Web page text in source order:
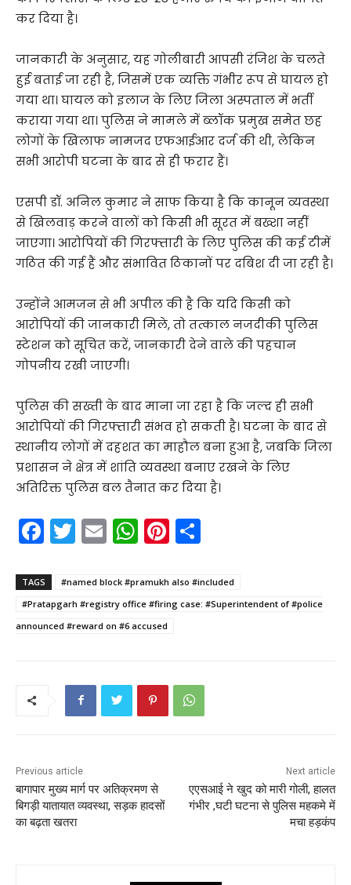
कर दिया है।
जानकारी के अनुसार, यह गोलीबारी आपसी रंजिश के चलते
हुई बताई जा रही है, जिसमें एक व्यक्ति गंभीर रूप से घायल हो
गया था। घायल को इलाज के लिए जिला अस्पताल में भर्ती
कराया गया था। पुलिस ने मामले में ब्लॉक प्रमुख समेत छह
लोगों के खिलाफ नामजद एफआईआर दर्ज की थी, लेकिन
सभी आरोपी घटना के बाद से ही फरार हैं।
एसपी डॉ. अनिल कुमार ने साफ किया है कि कानून व्यवस्था
से खिलवाड़ करने वालों को किसी भी सूरत में बख्शा नहीं
जाएगा। आरोपियों की गिरफ्तारी के लिए पुलिस की कई टीमें
गठित की गई हैं और संभावित ठिकानों पर दबिश दी जा रही है।
उन्होंने आमजन से भी अपील की है कि यदि किसी को
आरोपियों की जानकारी मिले, तो तत्काल नजदीकी पुलिस
स्टेशन को सूचित करें, जानकारी देने वाले की पहचान
गोपनीय रखी जाएगी।
पुलिस की सख्ती के बाद माना जा रहा है कि जल्द ही सभी
आरोपियों की गिरफ्तारी संभव हो सकती है। घटना के बाद से
स्थानीय लोगों में दहशत का माहौल बना हुआ है, जबकि जिला
प्रशासन ने क्षेत्र में शांति व्यवस्था बनाए रखने के लिए
अतिरिक्त पुलिस बल तैनात कर दिया है।
F
a
c
e
b
T
w
itt
er
E
m
ai
l
W
h
a
ts
A
p
Pi
nt
er
e
ar
e
TAGS
#named block #pramukh also #included
#Pratapgarh #registry office #firing case: #Superintendent of #police
announced #reward on #6 accused
Previous article
बागापार मुख्य मार्ग पर अतिक्रमण से
बिगड़ी यातायात व्यवस्था, सड़क हादसों
का बढ़ता खतरा
Next article
एएसआई ने खुद को मारी गोली, हालत
गंभीर ,घटी घटना से पुलिस महकमे में
मचा हड़कंप